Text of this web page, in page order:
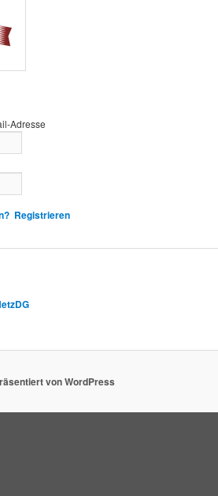
Adresse
Registrieren
von WordPress